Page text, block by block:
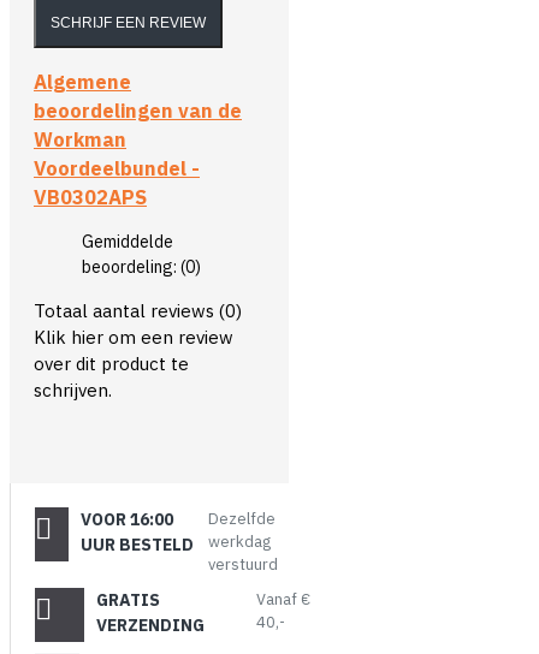
SCHRIJF EEN REVIEW
Algemene
beoordelingen van de
Workman
Voordeelbundel -
VB0302APS
Gemiddelde
beoordeling: (0)
Totaal aantal reviews (0)
Klik hier om een review
over dit product te
schrijven.
VOOR 16:00
UUR BESTELD
Dezelfde
werkdag
verstuurd
GRATIS
VERZENDING
Vanaf €
40,-